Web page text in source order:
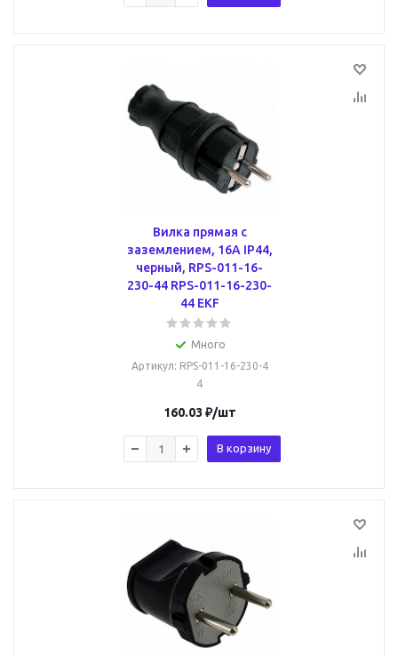
Вилка прямая с
заземлением, 16А IP44,
черный, RPS-011-16-
230-44 RPS-011-16-230-
44 EKF
Много
Артикул: RPS-011-16-230-4
4
160.03 ₽/шт
В корзину